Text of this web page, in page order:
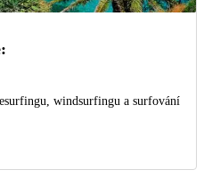
windsurfingu a surfování